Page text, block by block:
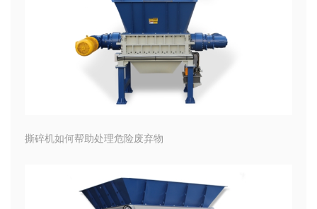
撕碎机如何帮助处理危险废弃物